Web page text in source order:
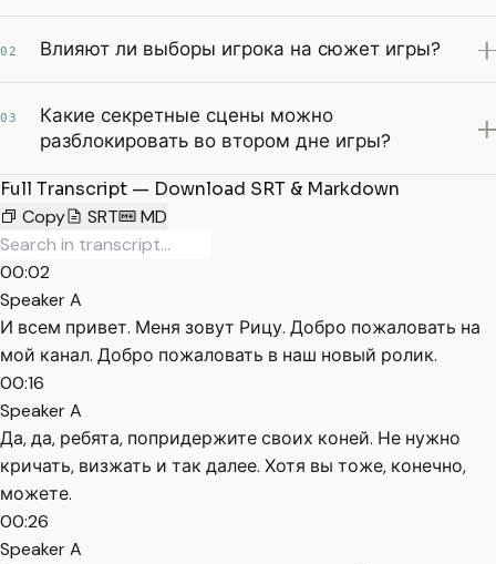
02 Влияют ли выборы игрока на сюжет игры?
03
Какие секретные сцены можно
разблокировать во втором дне игры?
Full Transcript — Download SRT & Markdown
Copy
SRT MD
00:02
Speaker A
И всем привет. Меня зовут Рицу. Добро пожаловать на
мой канал. Добро пожаловать в наш новый ролик.
00:16
Speaker A
Да, да, ребята, попридержите своих коней. Не нужно
кричать, визжать и так далее. Хотя вы тоже, конечно,
можете.
00:26
Speaker A